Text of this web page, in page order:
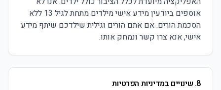
אוספים ביודעין מידע אישי מילדים מתחת לגיל 13 ללא
הסכמת הורים. אם אתם הורים וגילית שילדכם שיתף מידע
אישי, אנא צרו קשר ונמחק אותו.
8. שינויים במדיניות הפרטיות